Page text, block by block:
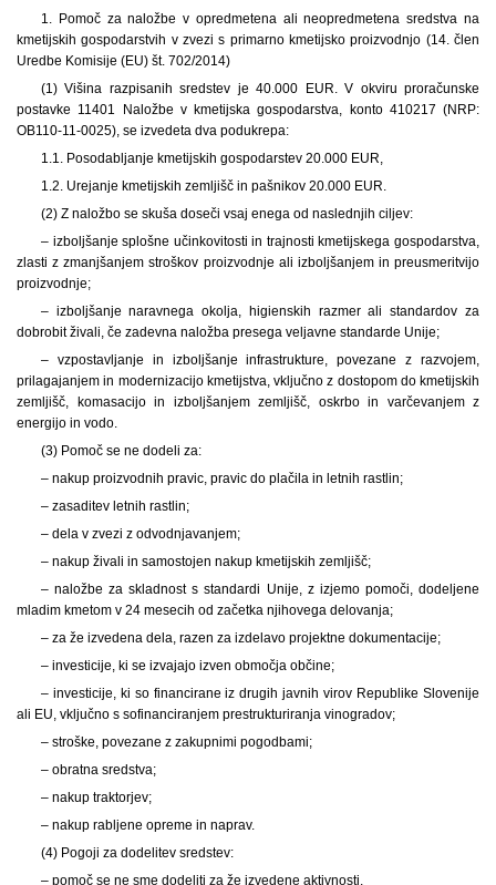
1. Pomoč za naložbe v opredmetena ali neopredmetena sredstva na
kmetijskih gospodarstvih v zvezi s primarno kmetijsko proizvodnjo (14. člen
Uredbe Komisije (EU) št. 702/2014)
(1) Višina razpisanih sredstev je 40.000 EUR. V okviru proračunske
postavke 11401 Naložbe v kmetijska gospodarstva, konto 410217 (NRP:
OB110-11-0025), se izvedeta dva podukrepa:
1.1. Posodabljanje kmetijskih gospodarstev 20.000 EUR,
1.2. Urejanje kmetijskih zemljišč in pašnikov 20.000 EUR.
(2) Z naložbo se skuša doseči vsaj enega od naslednjih ciljev:
– izboljšanje splošne učinkovitosti in trajnosti kmetijskega gospodarstva,
zlasti z zmanjšanjem stroškov proizvodnje ali izboljšanjem in preusmeritvijo
proizvodnje;
– izboljšanje naravnega okolja, higienskih razmer ali standardov za
dobrobit živali, če zadevna naložba presega veljavne standarde Unije;
– vzpostavljanje in izboljšanje infrastrukture, povezane z razvojem,
prilagajanjem in modernizacijo kmetijstva, vključno z dostopom do kmetijskih
zemljišč, komasacijo in izboljšanjem zemljišč, oskrbo in varčevanjem z
energijo in vodo.
(3) Pomoč se ne dodeli za:
– nakup proizvodnih pravic, pravic do plačila in letnih rastlin;
– zasaditev letnih rastlin;
– dela v zvezi z odvodnjavanjem;
– nakup živali in samostojen nakup kmetijskih zemljišč;
– naložbe za skladnost s standardi Unije, z izjemo pomoči, dodeljene
mladim kmetom v 24 mesecih od začetka njihovega delovanja;
– za že izvedena dela, razen za izdelavo projektne dokumentacije;
– investicije, ki se izvajajo izven območja občine;
– investicije, ki so financirane iz drugih javnih virov Republike Slovenije
ali EU, vključno s sofinanciranjem prestrukturiranja vinogradov;
– stroške, povezane z zakupnimi pogodbami;
– obratna sredstva;
– nakup traktorjev;
– nakup rabljene opreme in naprav.
(4) Pogoji za dodelitev sredstev:
– pomoč se ne sme dodeliti za že izvedene aktivnosti,